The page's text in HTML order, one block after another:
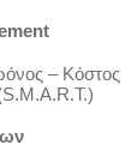
– Κόστος